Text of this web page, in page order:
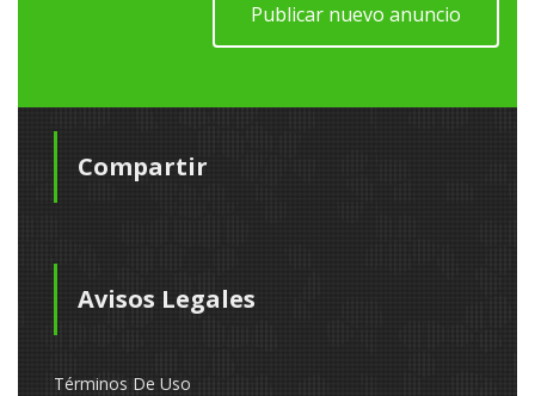
Publicar nuevo anuncio
Compartir
Avisos Legales
Términos De Uso